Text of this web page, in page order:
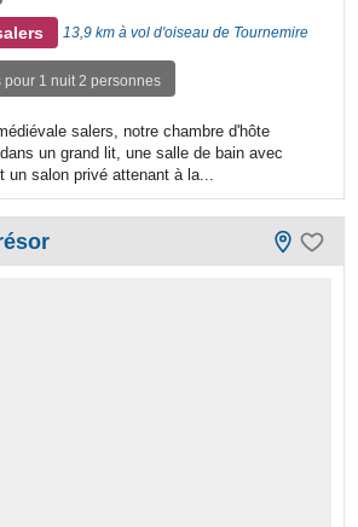
13,9 km à vol d'oiseau de Tournemire
pour 1 nuit 2 personnes
salers, notre chambre d'hôte
un grand lit, une salle de bain avec
un salon privé attenant à la...